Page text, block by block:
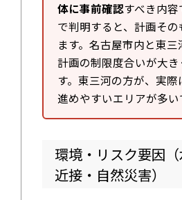
体に事前確認すべき内容
で判明すると、計画そ
ます。名古屋市内と東
計画の制限度合いが大
す。東三河の方が、実
進めやすいエリアが多い
環境・リスク要因
近接・自然災害）